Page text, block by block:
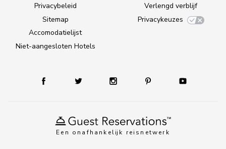
Een onafhankelijk reisnetwerk
Privacybeleid
Sitemap
Accomodatielijst
Niet-aangesloten Hotels
Verlengd verblijf
Privacykeuzes